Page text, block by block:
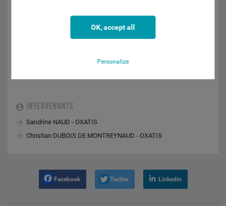
ligne leader en Europe en choissisant un créneau de rencontre
INTERVENANTS
Sandrine NAUD - OXATIS
Christian DUBOIS DE MONTREYNAUD - OXATIS
Facebook Twitter Linkedin
OK, accept all
Personalize